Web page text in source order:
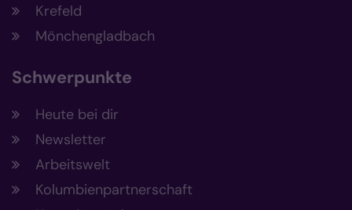
Krefeld
Mönchengladbach
Schwerpunkte
Heute bei dir
Newsletter
Arbeitswelt
Kolumbienpartnerschaft